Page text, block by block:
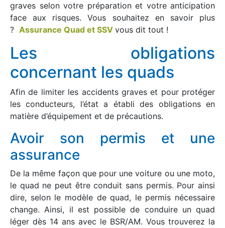
graves selon votre préparation et votre anticipation
face aux risques. Vous souhaitez en savoir plus
? Assurance Quad et SSV vous dit tout !
Les obligations
concernant les quads
Afin de limiter les accidents graves et pour protéger
les conducteurs, l’état a établi des obligations en
matière d’équipement et de précautions.
Avoir son permis et une
assurance
De la même façon que pour une voiture ou une moto,
le quad ne peut être conduit sans permis. Pour ainsi
dire, selon le modèle de quad, le permis nécessaire
change. Ainsi, il est possible de conduire un quad
léger dès 14 ans avec le BSR/AM. Vous trouverez la